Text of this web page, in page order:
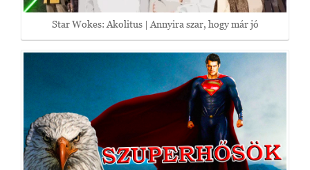
Star Wokes: Akolitus | Annyira szar, hogy már jó